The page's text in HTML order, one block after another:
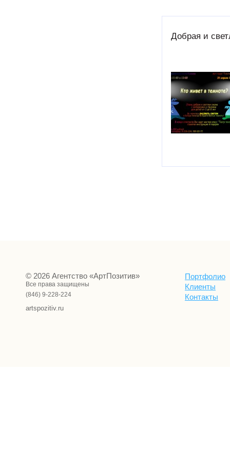
Добрая и
© 2026 Агентство «АртПозитив»
Все права защищены
(846) 9-228-224
artspozitiv.ru
Портфолио
Клиенты
Контакты